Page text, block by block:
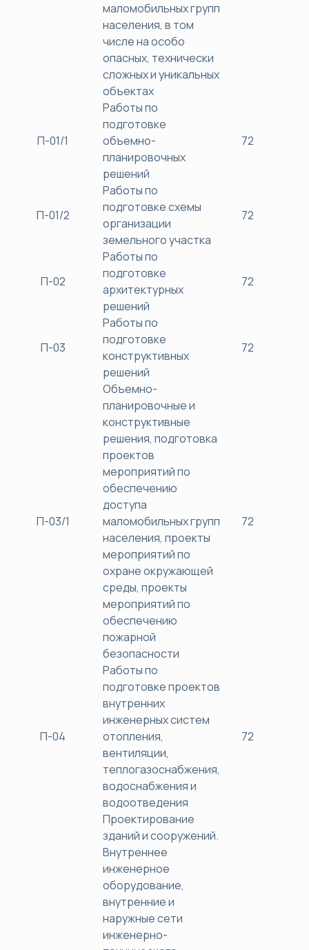
маломобильных групп
населения, в том
числе на особо
опасных, технически
сложных и уникальных
объектах
П-01/1
Работы по
подготовке
объемно-
планировочных
решений
72
П-01/2
Работы по
подготовке схемы
организации
земельного участка
72
П-02
Работы по
подготовке
архитектурных
решений
72
П-03
Работы по
подготовке
конструктивных
решений
72
П-03/1
Объемно-
планировочные и
конструктивные
решения, подготовка
проектов
мероприятий по
обеспечению
доступа
маломобильных групп
населения, проекты
мероприятий по
охране окружающей
среды, проекты
мероприятий по
обеспечению
пожарной
безопасности
72
П-04
Работы по
подготовке проектов
внутренних
инженерных систем
отопления,
вентиляции,
теплогазоснабжения,
водоснабжения и
водоотведения
72
Проектирование
зданий и сооружений.
Внутреннее
инженерное
оборудование,
внутренние и
наружные сети
инженерно-